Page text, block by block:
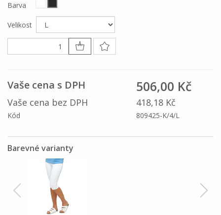
Barva
Velikost
Vaše cena s DPH 506,00 Kč
Vaše cena bez DPH 418,18 Kč
Kód 809425-K/4/L
Barevné varianty